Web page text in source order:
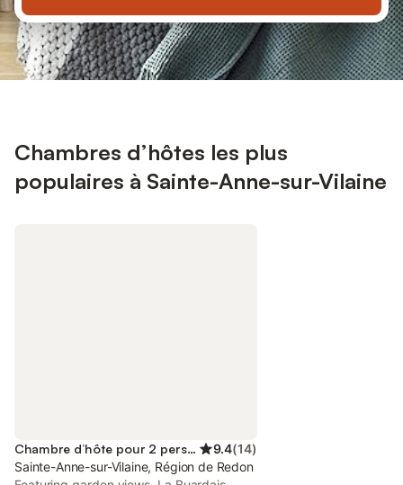
Chambres d’hôtes les plus
populaires à Sainte-Anne-sur-Vilaine
Chambre d’hôte pour 2 personnes 9.4(14)
Sainte-Anne-sur-Vilaine, Région de Redon